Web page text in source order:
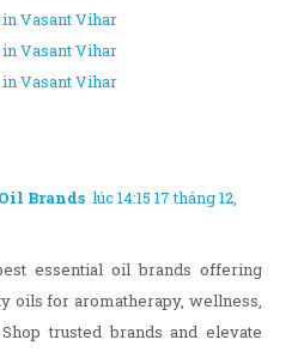
Vasant Vihar
Vasant Vihar
Vasant Vihar
Brands lúc 14:15 17 tháng 12,
essential oil brands offering
oils for aromatherapy, wellness,
trusted brands and elevate